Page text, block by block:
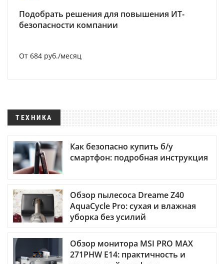
Подобрать решения для повышения ИТ-
безопасности компании
От 684 руб./месяц
ТЕХНИКА
Как безопасно купить б/у
смартфон: подробная инструкция
Обзор пылесоса Dreame Z40
AquaCycle Pro: сухая и влажная
уборка без усилий
Обзор монитора MSI PRO MAX
271PHW E14: практичность и